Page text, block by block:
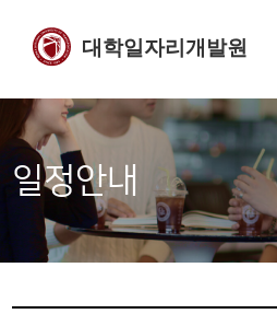
대학일자리개발원
일정안내